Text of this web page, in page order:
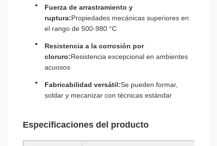
Fuerza de arrastramiento y
ruptura:Propiedades mecánicas superiores en
el rango de 500-980 °C
Resistencia a la corrosión por
cloruro:Resistencia excepcional en ambientes
acuosos
Fabricabilidad versátil:Se pueden formar,
soldar y mecanizar con técnicas estándar
Especificaciones del producto